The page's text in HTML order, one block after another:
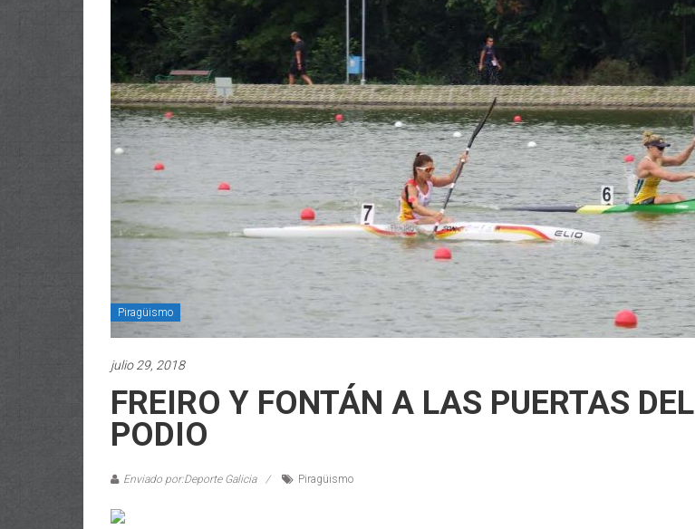
Piragüismo
julio 29, 2018
FREIRO Y FONTÁN A LAS PUERTAS DEL
PODIO
Enviado por:Deporte Galicia Piragüismo